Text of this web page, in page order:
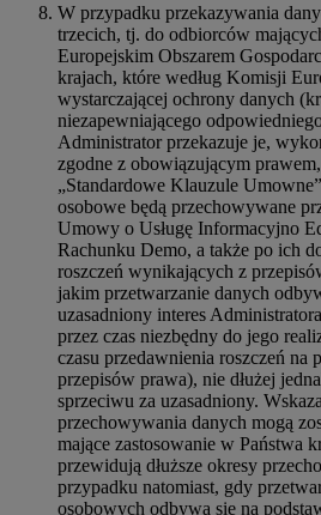
W przypadku przekazywania
trzecich, tj. do odbiorców
Europejskim Obszarem
krajach, które według Komisji
wystarczającej ochrony danych
niezapewniającego
Administrator przekazuje je,
zgodne z obowiązującym
„Standardowe Klauzule
osobowe będą przechowywane
Umowy o Usługę Informacyjno
Rachunku Demo, a także po ich
roszczeń wynikających z
jakim przetwarzanie danych
uzasadniony interes
przez czas niezbędny do jego
czasu przedawnienia roszczeń na
przepisów prawa), nie dłużej
sprzeciwu za uzasadniony.
przechowywania danych mogą
mające zastosowanie w Państwa
przewidują dłuższe okresy
przypadku natomiast, gdy
osobowych odbywa się na